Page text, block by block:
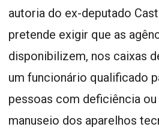
autoria do ex-deputado
pretende exigir que as
disponibilizem, nos caixas
um funcionário qualificado
pessoas com deficiência
manuseio dos aparelhos